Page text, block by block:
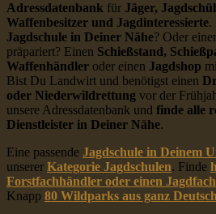
Adressdatenbank für Jäger,
Waffenbesitzer und Jagdinteressierte.
Jagdschule in Deiner Nähe? Oder
präpariert? Einen Schießstand,
Waffenhändler oder einen Jagdshop
Bist Du Landwirt und benötigst einen
oder Niederwildrettung vor der
unsere Adressdatenbank und finde alle
Dienstleister in Deiner Nähe.
Eine passende Jagdschule in Deinem
unserer Kategorie Jagdschulen. Finde
Forstfachhändler oder einen
Knapp 80 Wildparks aus ganz